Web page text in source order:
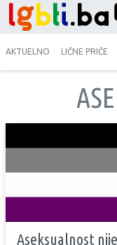
AKTUELNO LIČNE PRIČE
Aseksualnost nije